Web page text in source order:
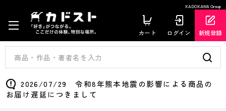
KADOKAWA Group
カート ログイン 新規登録
2026/07/29 令和8年熊本地震の影響による商品の
お届け遅延につきまして